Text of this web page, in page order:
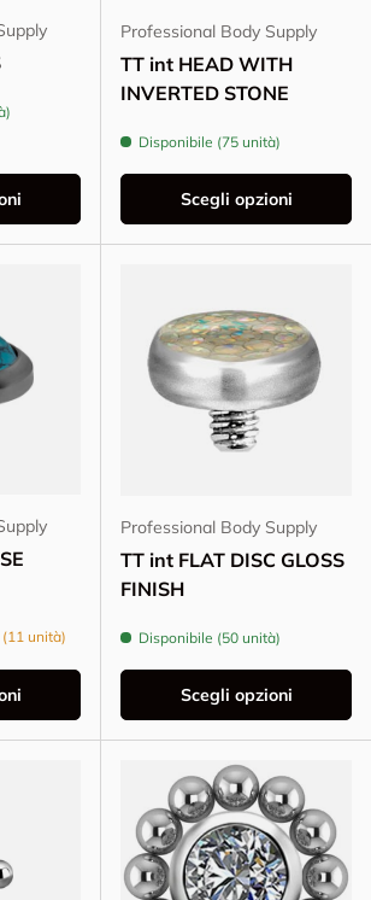
Professional Body Supply
TT int HEAD WITH
INVERTED STONE
Disponibile (75 unità)
Scegli opzioni
unità)
Professional Body Supply
TT int FLAT DISC GLOSS
FINISH
Disponibile (50 unità)
Scegli opzioni